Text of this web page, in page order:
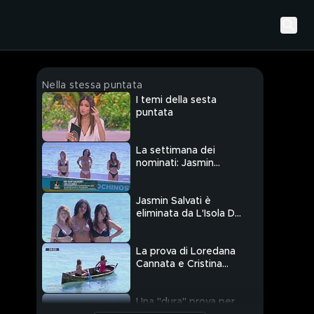
Nella stessa puntata
I temi della sesta
puntata
La settimana dei
nominati: Jasmin
Pugliese
Jasmin Salvati è
eliminata da L'Isola Dei
La prova di Loredana
Cannata e Cristina
Una "dura" prova per